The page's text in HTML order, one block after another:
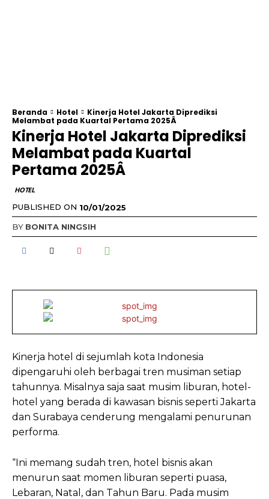
Beranda Hotel
Kinerja Hotel Jakarta Diprediksi
Melambat pada Kuartal Pertama 2025Â
Kinerja Hotel Jakarta Diprediksi
Melambat pada Kuartal
Pertama 2025Â
HOTEL
PUBLISHED ON 10/01/2025
BY BONITA NINGSIH
Kinerja hotel di sejumlah kota Indonesia
dipengaruhi oleh berbagai tren musiman setiap
tahunnya. Misalnya saja saat musim liburan, hotel-
hotel yang berada di kawasan bisnis seperti Jakarta
dan Surabaya cenderung mengalami penurunan
performa.
“Ini memang sudah tren, hotel bisnis akan
menurun saat momen liburan seperti puasa,
Lebaran, Natal, dan Tahun Baru. Pada musim